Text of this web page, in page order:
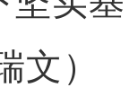
文）